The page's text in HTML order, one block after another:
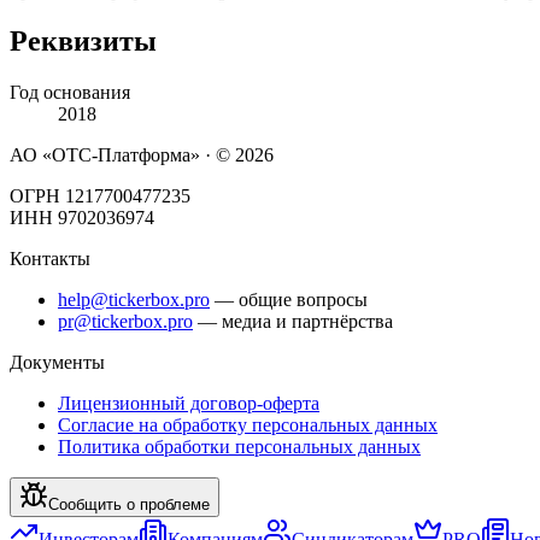
Реквизиты
Год основания
2018
АО «ОТС-Платформа» · © 2026
ОГРН 1217700477235
ИНН 9702036974
Контакты
help@tickerbox.pro — общие вопросы
pr@tickerbox.pro — медиа и партнёрства
Документы
Лицензионный договор-оферта
Согласие на обработку персональных данных
Политика обработки персональных данных
Сообщить о проблеме